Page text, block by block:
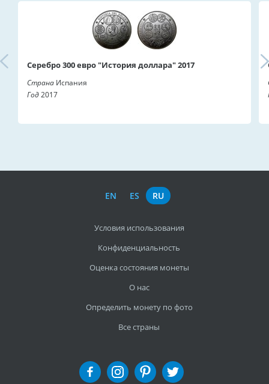
Серебро 300 евро "История доллара" 2017
Страна Испания
Год2017
EN ES RU
Условия использования
Конфиденциальность
Оценка состояния монеты
О нас
Определить монету по фото
Все страны